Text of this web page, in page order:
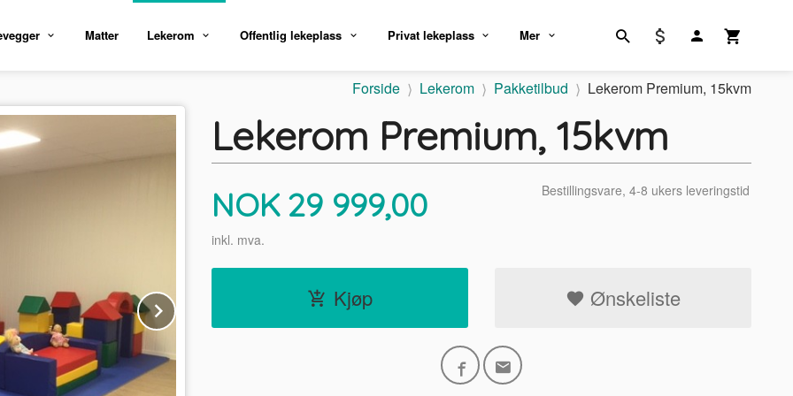
Matter Lekerom Offentlig lekeplass Privat lekeplass Mer
Forside Lekerom Pakketilbud Lekerom Premium, 15kvm
Next
Lekerom Premium, 15kvm
Pris
NOK 29 999,00
inkl. mva.
Bestillingsvare, 4-8 ukers leveringstid
Kjøp Ønskeliste